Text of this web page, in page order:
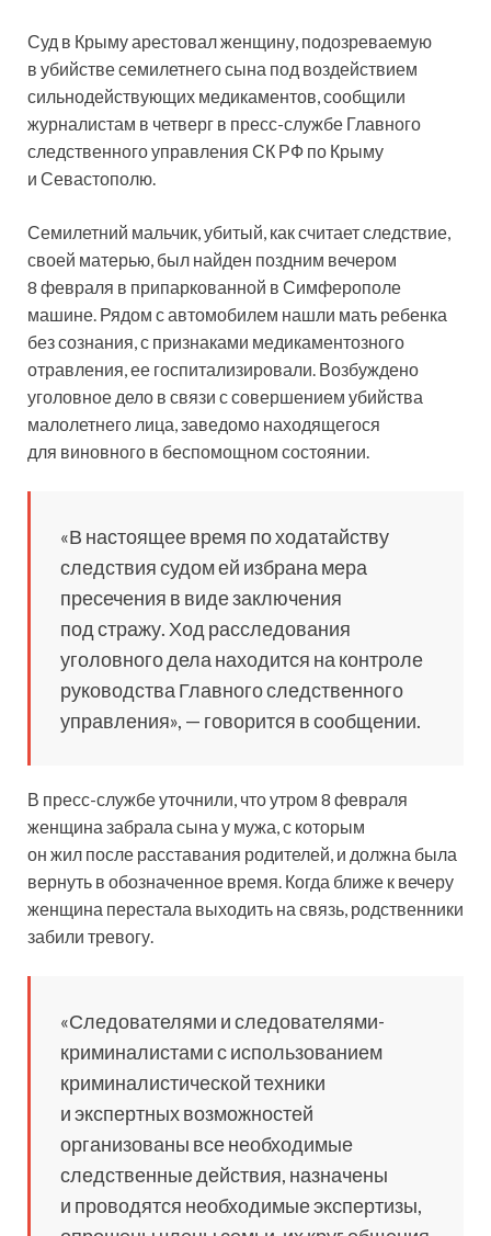
Суд в Крыму арестовал женщину, подозреваемую
в убийстве семилетнего сына под воздействием
сильнодействующих медикаментов, сообщили
журналистам в четверг в пресс-службе Главного
следственного управления СК РФ по Крыму
и Севастополю.
Семилетний мальчик, убитый, как считает следствие,
своей матерью, был найден поздним вечером
8 февраля в припаркованной в Симферополе
машине. Рядом с автомобилем нашли мать ребенка
без сознания, с признаками медикаментозного
отравления, ее госпитализировали. Возбуждено
уголовное дело в связи с совершением убийства
малолетнего лица, заведомо находящегося
для виновного в беспомощном состоянии.
«В настоящее время по ходатайству
следствия судом ей избрана мера
пресечения в виде заключения
под стражу. Ход расследования
уголовного дела находится на контроле
руководства Главного следственного
управления», — говорится в сообщении.
В пресс-службе уточнили, что утром 8 февраля
женщина забрала сына у мужа, с которым
он жил после расставания родителей, и должна была
вернуть в обозначенное время. Когда ближе к вечеру
женщина перестала выходить на связь, родственники
забили тревогу.
«Следователями и следователями-
криминалистами с использованием
криминалистической техники
и экспертных возможностей
организованы все необходимые
следственные действия, назначены
и проводятся необходимые экспертизы,